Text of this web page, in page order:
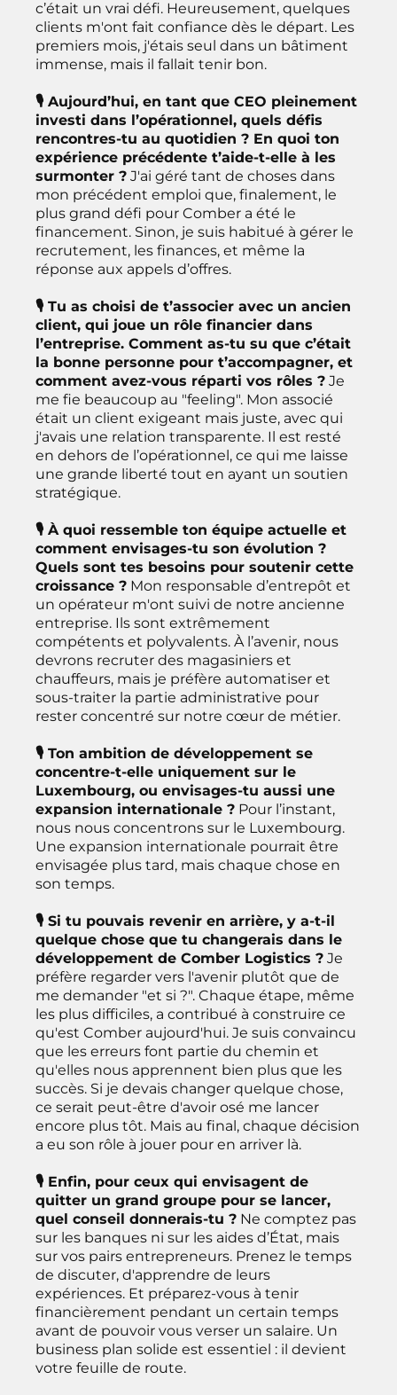
c’était un vrai défi. Heureusement, quelques
clients m'ont fait confiance dès le départ. Les
premiers mois, j'étais seul dans un bâtiment
immense, mais il fallait tenir bon.
🎙 Aujourd’hui, en tant que CEO pleinement
investi dans l’opérationnel, quels défis
rencontres-tu au quotidien ? En quoi ton
expérience précédente t’aide-t-elle à les
surmonter ? J'ai géré tant de choses dans
mon précédent emploi que, finalement, le
plus grand défi pour Comber a été le
financement. Sinon, je suis habitué à gérer le
recrutement, les finances, et même la
réponse aux appels d’offres.
🎙 Tu as choisi de t’associer avec un ancien
client, qui joue un rôle financier dans
l’entreprise. Comment as-tu su que c’était
la bonne personne pour t’accompagner, et
comment avez-vous réparti vos rôles ? Je
me fie beaucoup au "feeling". Mon associé
était un client exigeant mais juste, avec qui
j'avais une relation transparente. Il est resté
en dehors de l’opérationnel, ce qui me laisse
une grande liberté tout en ayant un soutien
stratégique.
🎙 À quoi ressemble ton équipe actuelle et
comment envisages-tu son évolution ?
Quels sont tes besoins pour soutenir cette
croissance ? Mon responsable d’entrepôt et
un opérateur m'ont suivi de notre ancienne
entreprise. Ils sont extrêmement
compétents et polyvalents. À l’avenir, nous
devrons recruter des magasiniers et
chauffeurs, mais je préfère automatiser et
sous-traiter la partie administrative pour
rester concentré sur notre cœur de métier.
🎙 Ton ambition de développement se
concentre-t-elle uniquement sur le
Luxembourg, ou envisages-tu aussi une
expansion internationale ? Pour l’instant,
nous nous concentrons sur le Luxembourg.
Une expansion internationale pourrait être
envisagée plus tard, mais chaque chose en
son temps.
🎙 Si tu pouvais revenir en arrière, y a-t-il
quelque chose que tu changerais dans le
développement de Comber Logistics ? Je
préfère regarder vers l'avenir plutôt que de
me demander "et si ?". Chaque étape, même
les plus difficiles, a contribué à construire ce
qu'est Comber aujourd'hui. Je suis convaincu
que les erreurs font partie du chemin et
qu'elles nous apprennent bien plus que les
succès. Si je devais changer quelque chose,
ce serait peut-être d'avoir osé me lancer
encore plus tôt. Mais au final, chaque décision
a eu son rôle à jouer pour en arriver là.
🎙 Enfin, pour ceux qui envisagent de
quitter un grand groupe pour se lancer,
quel conseil donnerais-tu ? Ne comptez pas
sur les banques ni sur les aides d’État, mais
sur vos pairs entrepreneurs. Prenez le temps
de discuter, d'apprendre de leurs
expériences. Et préparez-vous à tenir
financièrement pendant un certain temps
avant de pouvoir vous verser un salaire. Un
business plan solide est essentiel : il devient
votre feuille de route.